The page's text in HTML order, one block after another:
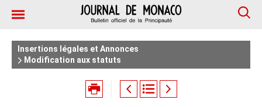
Insertions légales et Annonces
Modification aux statuts